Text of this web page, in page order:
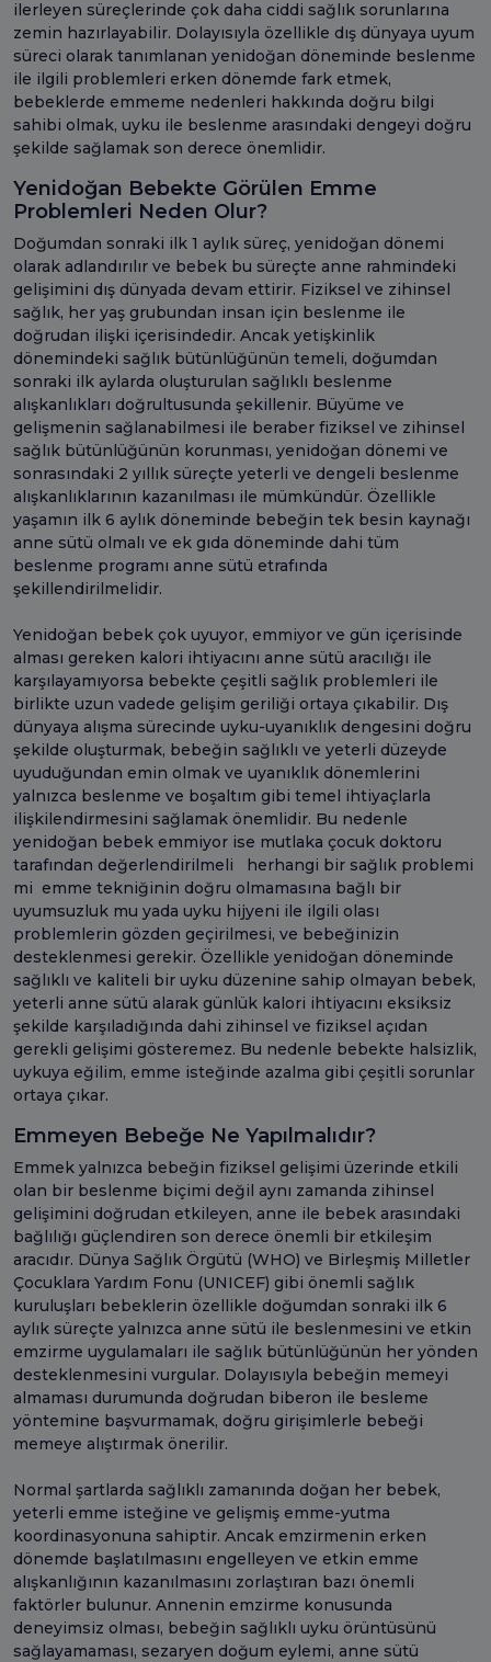
ilerleyen süreçlerinde çok daha ciddi sağlık sorunlarına
zemin hazırlayabilir. Dolayısıyla özellikle dış dünyaya uyum
süreci olarak tanımlanan yenidoğan döneminde beslenme
ile ilgili problemleri erken dönemde fark etmek,
bebeklerde emmeme nedenleri hakkında doğru bilgi
sahibi olmak, uyku ile beslenme arasındaki dengeyi doğru
şekilde sağlamak son derece önemlidir.
Yenidoğan Bebekte Görülen Emme
Problemleri Neden Olur?
Doğumdan sonraki ilk 1 aylık süreç, yenidoğan dönemi
olarak adlandırılır ve bebek bu süreçte anne rahmindeki
gelişimini dış dünyada devam ettirir. Fiziksel ve zihinsel
sağlık, her yaş grubundan insan için beslenme ile
doğrudan ilişki içerisindedir. Ancak yetişkinlik
dönemindeki sağlık bütünlüğünün temeli, doğumdan
sonraki ilk aylarda oluşturulan sağlıklı beslenme
alışkanlıkları doğrultusunda şekillenir. Büyüme ve
gelişmenin sağlanabilmesi ile beraber fiziksel ve zihinsel
sağlık bütünlüğünün korunması, yenidoğan dönemi ve
sonrasındaki 2 yıllık süreçte yeterli ve dengeli beslenme
alışkanlıklarının kazanılması ile mümkündür. Özellikle
yaşamın ilk 6 aylık döneminde bebeğin tek besin kaynağı
anne sütü olmalı ve ek gıda döneminde dahi tüm
beslenme programı anne sütü etrafında
şekillendirilmelidir.
Yenidoğan bebek çok uyuyor, emmiyor ve gün içerisinde
alması gereken kalori ihtiyacını anne sütü aracılığı ile
karşılayamıyorsa bebekte çeşitli sağlık problemleri ile
birlikte uzun vadede gelişim geriliği ortaya çıkabilir. Dış
dünyaya alışma sürecinde uyku-uyanıklık dengesini doğru
şekilde oluşturmak, bebeğin sağlıklı ve yeterli düzeyde
uyuduğundan emin olmak ve uyanıklık dönemlerini
yalnızca beslenme ve boşaltım gibi temel ihtiyaçlarla
ilişkilendirmesini sağlamak önemlidir. Bu nedenle
yenidoğan bebek emmiyor ise mutlaka çocuk doktoru
tarafından değerlendirilmeli herhangi bir sağlık problemi
mi emme tekniğinin doğru olmamasına bağlı bir
uyumsuzluk mu yada uyku hijyeni ile ilgili olası
problemlerin gözden geçirilmesi, ve bebeğinizin
desteklenmesi gerekir. Özellikle yenidoğan döneminde
sağlıklı ve kaliteli bir uyku düzenine sahip olmayan bebek,
yeterli anne sütü alarak günlük kalori ihtiyacını eksiksiz
şekilde karşıladığında dahi zihinsel ve fiziksel açıdan
gerekli gelişimi gösteremez. Bu nedenle bebekte halsizlik,
uykuya eğilim, emme isteğinde azalma gibi çeşitli sorunlar
ortaya çıkar.
Emmeyen Bebeğe Ne Yapılmalıdır?
Emmek yalnızca bebeğin fiziksel gelişimi üzerinde etkili
olan bir beslenme biçimi değil aynı zamanda zihinsel
gelişimini doğrudan etkileyen, anne ile bebek arasındaki
bağlılığı güçlendiren son derece önemli bir etkileşim
aracıdır. Dünya Sağlık Örgütü (WHO) ve Birleşmiş Milletler
Çocuklara Yardım Fonu (UNICEF) gibi önemli sağlık
kuruluşları bebeklerin özellikle doğumdan sonraki ilk 6
aylık süreçte yalnızca anne sütü ile beslenmesini ve etkin
emzirme uygulamaları ile sağlık bütünlüğünün her yönden
desteklenmesini vurgular. Dolayısıyla bebeğin memeyi
almaması durumunda doğrudan biberon ile besleme
yöntemine başvurmamak, doğru girişimlerle bebeği
memeye alıştırmak önerilir.
Normal şartlarda sağlıklı zamanında doğan her bebek,
yeterli emme isteğine ve gelişmiş emme-yutma
koordinasyonuna sahiptir. Ancak emzirmenin erken
dönemde başlatılmasını engelleyen ve etkin emme
alışkanlığının kazanılmasını zorlaştıran bazı önemli
faktörler bulunur. Annenin emzirme konusunda
deneyimsiz olması, bebeğin sağlıklı uyku örüntüsünü
sağlayamaması, sezaryen doğum eylemi, anne sütü